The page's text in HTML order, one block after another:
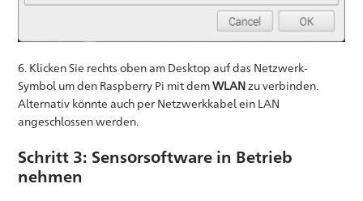
6. Klicken Sie rechts oben am Desktop auf das Netzwerk-
Symbol um den Raspberry Pi mit demWLANzu verbinden.
Alternativ könnte auch per Netzwerkkabel ein LAN
angeschlossen werden.
Schritt 3: Sensorsoftware in Betrieb
nehmen